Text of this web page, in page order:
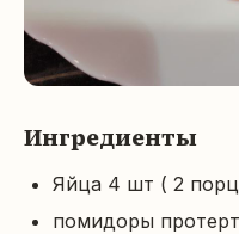
Ингредиенты
Яйца 4 шт ( 2
помидоры